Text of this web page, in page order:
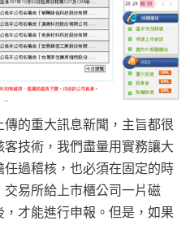
的重大訊息新聞，主旨都很
技術，我們盡量用實務讓大
過稽核，也必須在固定的時
易所給上市櫃公司一片磁
才能進行申報。但是，如果